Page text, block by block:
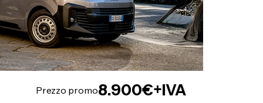
Prezzo promo8.900€+IVA